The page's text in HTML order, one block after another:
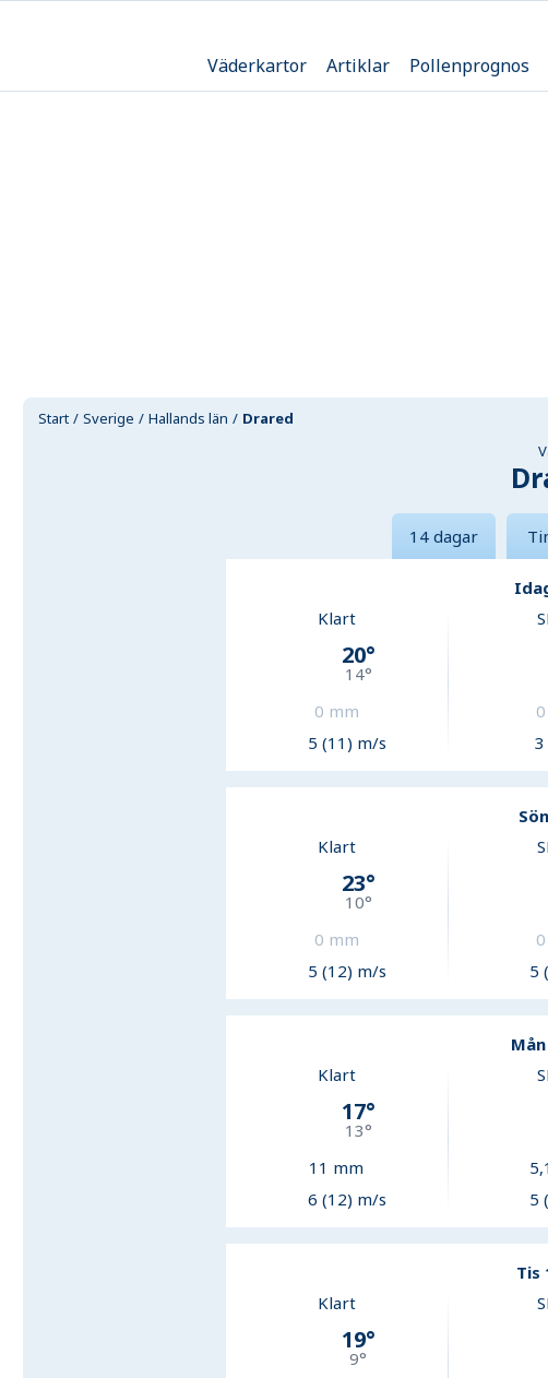
Väderkartor Artiklar Pollenprognos
Start Sverige Hallands län Drared
14 dagar
Klart
20°
14°
0 mm
5 (11) m/s
0
3
Klart
23°
10°
0 mm
5 (12) m/s
0
5
Klart
17°
13°
11 mm
6 (12) m/s
5
Tis
Klart
19°
9°